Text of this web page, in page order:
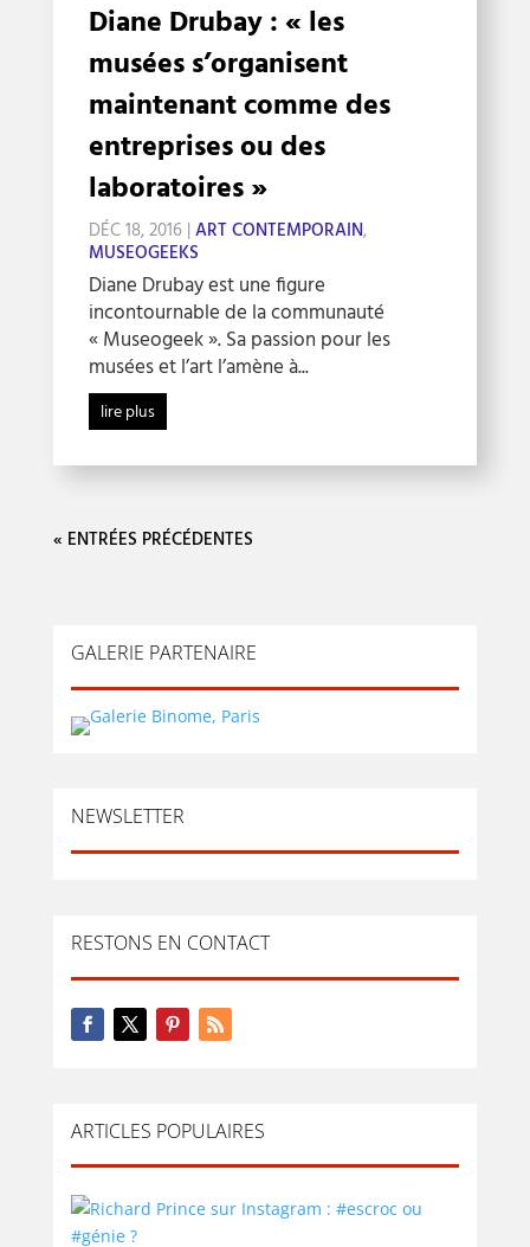
Diane Drubay : « les
musées s’organisent
maintenant comme des
entreprises ou des
laboratoires »
DÉC 18, 2016|ART CONTEMPORAIN,
MUSEOGEEKS
Diane Drubay est une figure
incontournable de la communauté
« Museogeek ». Sa passion pour les
musées et l’art l’amène à...
lire plus
« ENTRÉES PRÉCÉDENTES
GALERIE PARTENAIRE
NEWSLETTER
RESTONS EN CONTACT
ARTICLES POPULAIRES